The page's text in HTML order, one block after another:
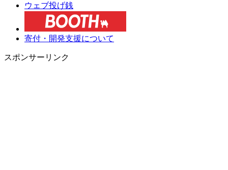
ウェブ投げ銭
寄付・開発支援について
スポンサーリンク